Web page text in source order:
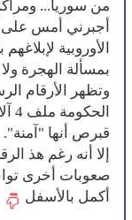
من سوريا...
أجبرني أمس
الأوروبية
بمسألة الهجرة
وتظهر الأرقام
قبرص أنها "آمنة".
إلا أنه رغم هذ
صعوبات أخرى
أكمل بالأسفل